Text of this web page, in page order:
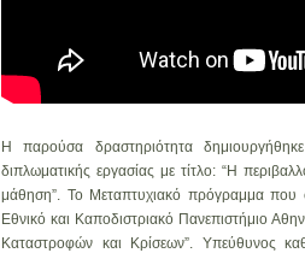
Η παρούσα δραστηριότητα
διπλωματικής εργασίας με τίτλο: “Η
μάθηση”. Το Μεταπτυχιακό πρόγραμμα που
Εθνικό και Καποδιστριακό Πανεπιστήμιο
Καταστροφών και Κρίσεων”. Υπεύθυνος